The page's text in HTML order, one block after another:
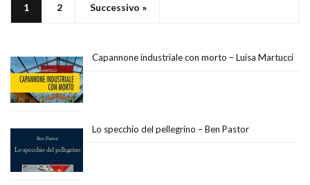
1 2 Successivo »
Capannone industriale con morto – Luisa Martucci
Lo specchio del pellegrino – Ben Pastor